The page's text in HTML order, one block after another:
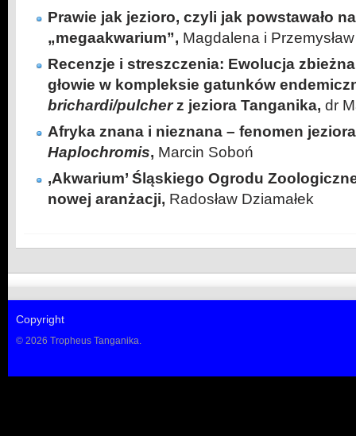
Prawie jak jezioro, czyli jak powstawało
„megaakwarium”, Magdalena i
Recenzje i streszczenia: Ewolucja
głowie w kompleksie gatunków
brichardi/pulcherz jeziora Tanganika, dr
Afryka znana i nieznana – fenomen
Haplochromis, Marcin Soboń
‚Akwarium’ Śląskiego Ogrodu
nowej aranżacji, Radosław Dziamałek
Copyright
© 2026 Tropheus Tanganika.